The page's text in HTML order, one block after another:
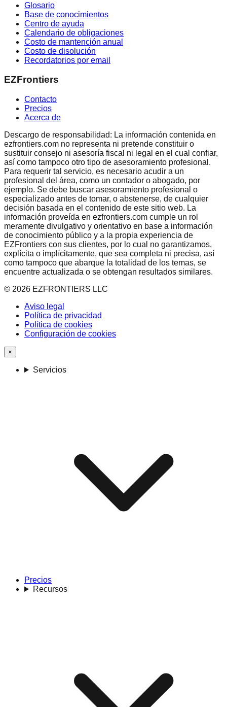
Glosario
Base de conocimientos
Centro de ayuda
Calendario de obligaciones
Costo de mantención anual
Costo de disolución
Recordatorios por email
EZFrontiers
Contacto
Precios
Acerca de
Descargo de responsabilidad: La información contenida en
ezfrontiers.com no representa ni pretende constituir o
sustituir consejo ni asesoría fiscal ni legal en el cual confiar,
así como tampoco otro tipo de asesoramiento profesional.
Para requerir tal servicio, es necesario acudir a un
profesional del área, como un contador o abogado, por
ejemplo. Se debe buscar asesoramiento profesional o
especializado antes de tomar, o abstenerse, de cualquier
decisión basada en el contenido de este sitio web. La
información proveída en ezfrontiers.com cumple un rol
meramente divulgativo y orientativo en base a información
de conocimiento público y a la propia experiencia de
EZFrontiers con sus clientes, por lo cual no garantizamos,
explícita o implícitamente, que sea completa ni precisa, así
como tampoco que abarque la totalidad de los temas, se
encuentre actualizada o se obtengan resultados similares.
© 2026 EZFRONTIERS LLC
Aviso legal
Política de privacidad
Política de cookies
Configuración de cookies
×
Servicios
Precios
Recursos